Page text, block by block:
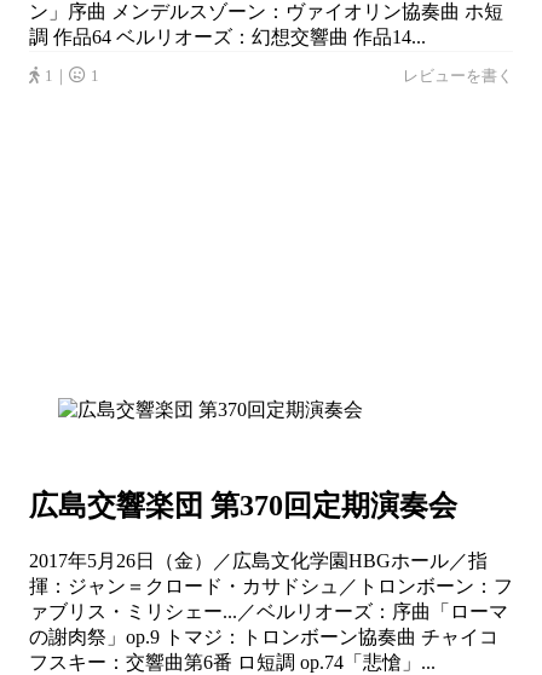
ン」序曲 メンデルスゾーン：ヴァイオリン協奏曲 ホ短
調 作品64 ベルリオーズ：幻想交響曲 作品14...
1｜ 1 レビューを書く
広島交響楽団 第370回定期演奏会
2017年5月26日（金）／広島文化学園HBGホール／指
揮：ジャン＝クロード・カサドシュ／トロンボーン：フ
ァブリス・ミリシェー...／ベルリオーズ：序曲「ローマ
の謝肉祭」op.9 トマジ：トロンボーン協奏曲 チャイコ
フスキー：交響曲第6番 ロ短調 op.74「悲愴」...